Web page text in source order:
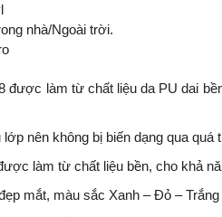
nhà/Ngoài trời.
được làm từ chất liệu da PU dai
lớp nên không bị biến dạng qua
làm từ chất liệu bền, cho khả
mắt, màu sắc Xanh – Đỏ –